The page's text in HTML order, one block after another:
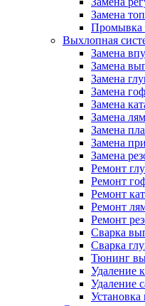
Замена
Промывка
Выхлопная
Замена
Замена
Замена
Замена
Замена
Замена
Замена
Замена
Замена
Ремонт
Ремонт
Ремонт
Ремонт
Ремонт
Сварка
Сварка
Тюнинг
Удаление
Удаление
Установка